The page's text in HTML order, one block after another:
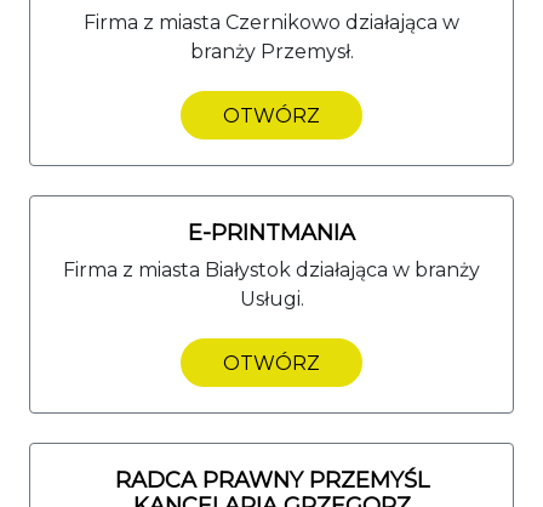
Firma z miasta Czernikowo działająca w
branży Przemysł.
OTWÓRZ
E-PRINTMANIA
Firma z miasta Białystok działająca w branży
Usługi.
OTWÓRZ
RADCA PRAWNY PRZEMYŚL